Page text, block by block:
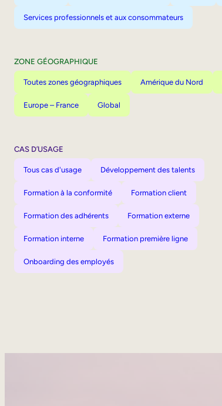
Services professionnels et aux consommateurs
ZONE GÉOGRAPHIQUE
Toutes zones géographiques Amérique du Nord
Europe – France Global
CAS D’USAGE
Tous cas d'usage Développement des talents
Formation à la conformité Formation client
Formation des adhérents Formation externe
Formation interne Formation première ligne
Onboarding des employés